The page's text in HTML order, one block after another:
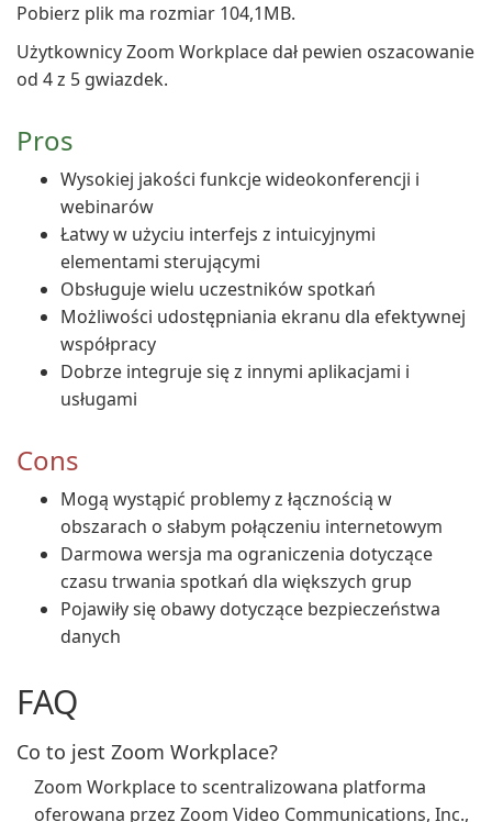
Pobierz plik ma rozmiar 104,1MB.
Użytkownicy Zoom Workplace dał pewien oszacowanie
od 4 z 5 gwiazdek.
Pros
Wysokiej jakości funkcje wideokonferencji i
webinarów
Łatwy w użyciu interfejs z intuicyjnymi
elementami sterującymi
Obsługuje wielu uczestników spotkań
Możliwości udostępniania ekranu dla efektywnej
współpracy
Dobrze integruje się z innymi aplikacjami i
usługami
Cons
Mogą wystąpić problemy z łącznością w
obszarach o słabym połączeniu internetowym
Darmowa wersja ma ograniczenia dotyczące
czasu trwania spotkań dla większych grup
Pojawiły się obawy dotyczące bezpieczeństwa
danych
FAQ
Co to jest Zoom Workplace?
Zoom Workplace to scentralizowana platforma
oferowana przez Zoom Video Communications, Inc.,